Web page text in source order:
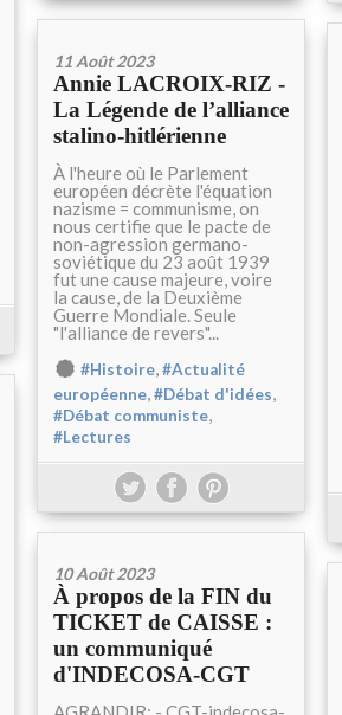
11 Août 2023
Annie LACROIX-RIZ -
La Légende de l’alliance
stalino-hitlérienne
À l'heure où le Parlement
européen décrète l'équation
nazisme = communisme, on
nous certifie que le pacte de
non-agression germano-
soviétique du 23 août 1939
fut une cause majeure, voire
la cause, de la Deuxième
Guerre Mondiale. Seule
"l'alliance de revers"...
#Histoire,#Actualité
européenne,#Débat d'idées,
#Débat communiste,
#Lectures
10 Août 2023
À propos de la FIN du
TICKET de CAISSE :
un communiqué
d'INDECOSA-CGT